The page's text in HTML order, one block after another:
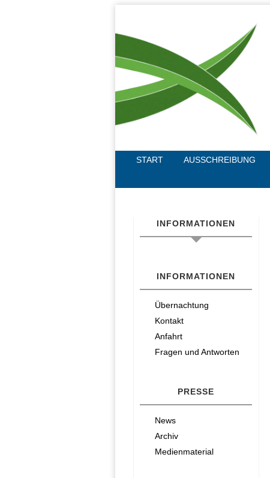
START AUSSCHREIBUNG
INFORMATIONEN
INFORMATIONEN
Übernachtung
Kontakt
Anfahrt
Fragen und Antworten
PRESSE
News
Archiv
Medienmaterial